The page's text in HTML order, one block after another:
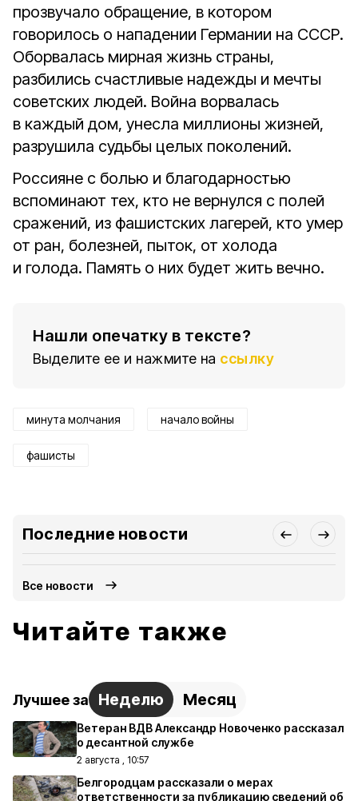
прозвучало обращение, в котором
говорилось о нападении Германии на СССР.
Оборвалась мирная жизнь страны,
разбились счастливые надежды и мечты
советских людей. Война ворвалась
в каждый дом, унесла миллионы жизней,
разрушила судьбы целых поколений.
Россияне с болью и благодарностью
вспоминают тех, кто не вернулся с полей
сражений, из фашистских лагерей, кто умер
от ран, болезней, пыток, от холода
и голода. Память о них будет жить вечно.
Нашли опечатку в тексте?
Выделите ее и нажмите на ссылку
минута молчания начало войны
фашисты
Последние новости
Все новости
Читайте также
Лучшее за Неделю Месяц
Ветеран ВДВ Александр Новоченко рассказал
о десантной службе
2 августа , 10:57
Белгородцам рассказали о мерах
ответственности за публикацию сведений об